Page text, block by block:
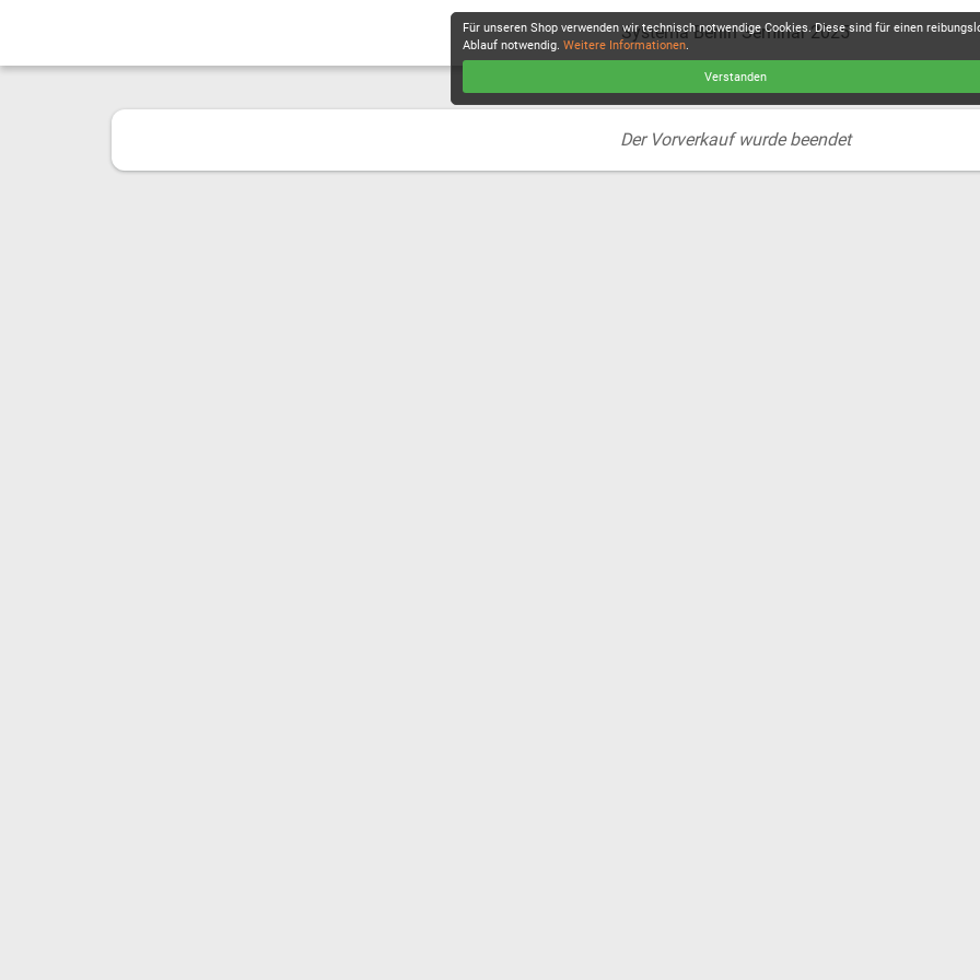
Systema Berlin Seminar 2025
Der Vorverkauf wurde beendet
Für unseren Shop verwenden wir technisch notwendige Cookies. Diese sind für einen
Ablauf notwendig. Weitere Informationen.
Verstanden